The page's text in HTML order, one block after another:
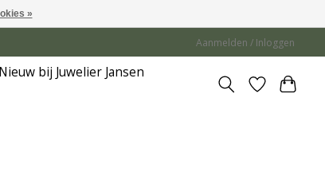
Aanmelden / Inloggen
Nieuw bij Juwelier Jansen
»